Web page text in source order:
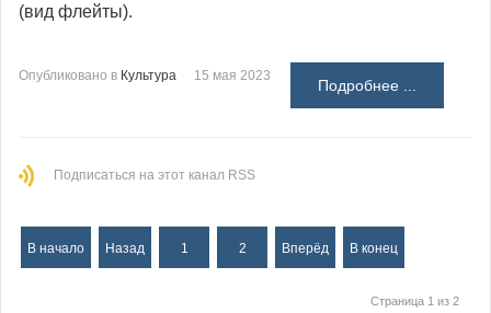
(вид флейты).
Опубликовано в Культура 15 мая 2023
Подробнее ...
Подписаться на этот канал RSS
В начало Назад 1 2 Вперёд В конец
Страница 1 из 2